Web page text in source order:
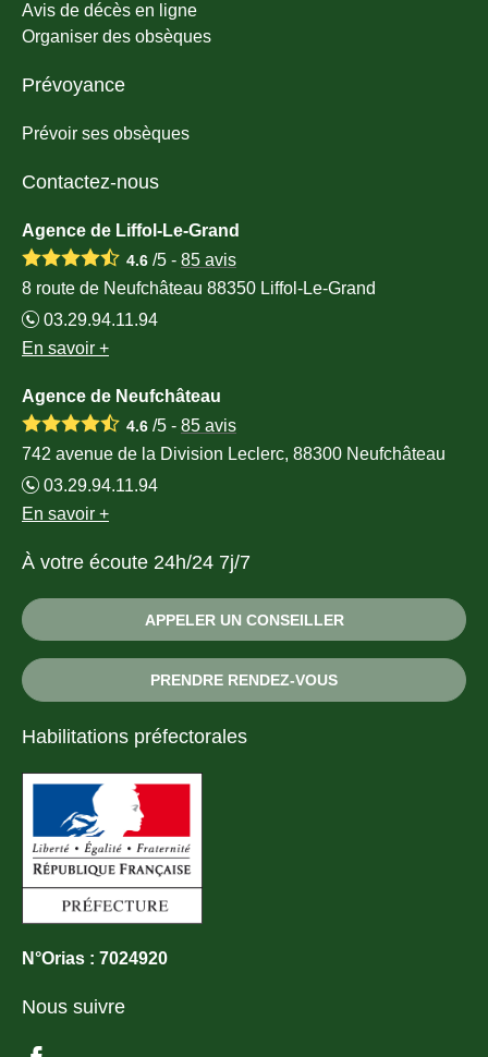
Avis de décès en ligne
Organiser des obsèques
Prévoyance
Prévoir ses obsèques
Contactez-nous
Agence de Liffol-Le-Grand
4.6 /5 - 85 avis
8 route de Neufchâteau 88350 Liffol-Le-Grand
03.29.94.11.94
En savoir +
Agence de Neufchâteau
4.6 /5 - 85 avis
742 avenue de la Division Leclerc, 88300 Neufchâteau
03.29.94.11.94
En savoir +
À votre écoute 24h/24 7j/7
APPELER UN CONSEILLER
PRENDRE RENDEZ-VOUS
Habilitations préfectorales
N°Orias : 7024920
Nous suivre